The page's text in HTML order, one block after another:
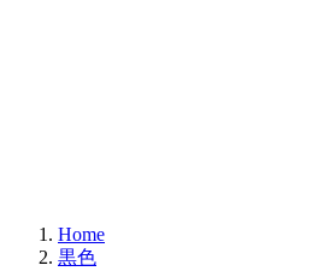
Home
黒色